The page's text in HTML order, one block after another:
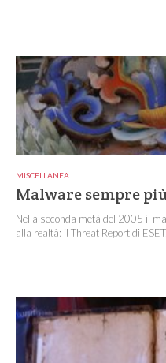
MISCELLANEA
Malware sempre
Nella seconda metà del 2005 il
alla realtà: il Threat Report di